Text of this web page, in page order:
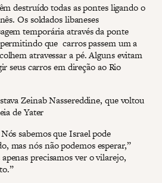
destruído todas as pontes ligando o
Os soldados libaneses
temporária através da ponte
que carros passem um a
atravessar a pé. Alguns evitam
seus carros em direção ao Rio
Zeinab Nassereddine, que voltou
de Yater
sabemos que Israel pode
mas nós não podemos esperar,”
precisamos ver o vilarejo,